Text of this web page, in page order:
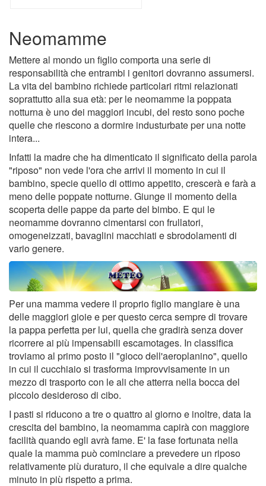
Neomamme
Mettere al mondo un figlio comporta una serie di
responsabilità che entrambi i genitori dovranno assumersi.
La vita del bambino richiede particolari ritmi relazionati
soprattutto alla sua età: per le neomamme la poppata
notturna è uno dei maggiori incubi, del resto sono poche
quelle che riescono a dormire industurbate per una notte
intera...
Infatti la madre che ha dimenticato il significato della parola
"riposo" non vede l'ora che arrivi il momento in cui il
bambino, specie quello di ottimo appetito, crescerà e farà a
meno delle poppate notturne. Giunge il momento della
scoperta delle pappe da parte del bimbo. E qui le
neomamme dovranno cimentarsi con frullatori,
omogeneizzati, bavaglini macchiati e sbrodolamenti di
vario genere.
Per una mamma vedere il proprio figlio mangiare è una
delle maggiori gioie e per questo cerca sempre di trovare
la pappa perfetta per lui, quella che gradirà senza dover
ricorrere ai più impensabili escamotages. In classifica
troviamo al primo posto il "gioco dell'aeroplanino", quello
in cui il cucchiaio si trasforma improvvisamente in un
mezzo di trasporto con le ali che atterra nella bocca del
piccolo desideroso di cibo.
I pasti si riducono a tre o quattro al giorno e inoltre, data la
crescita del bambino, la neomamma capirà con maggiore
facilità quando egli avrà fame. E' la fase fortunata nella
quale la mamma può cominciare a prevedere un riposo
relativamente più duraturo, il che equivale a dire qualche
minuto in più rispetto a prima.